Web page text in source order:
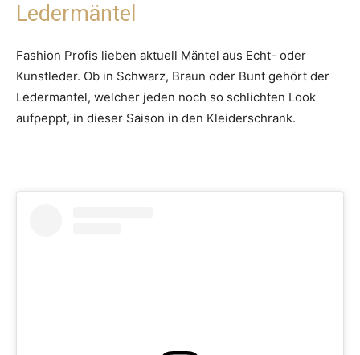
Ledermäntel
Fashion Profis lieben aktuell Mäntel aus Echt- oder
Kunstleder. Ob in Schwarz, Braun oder Bunt gehört der
Ledermantel, welcher jeden noch so schlichten Look
aufpeppt, in dieser Saison in den Kleiderschrank.